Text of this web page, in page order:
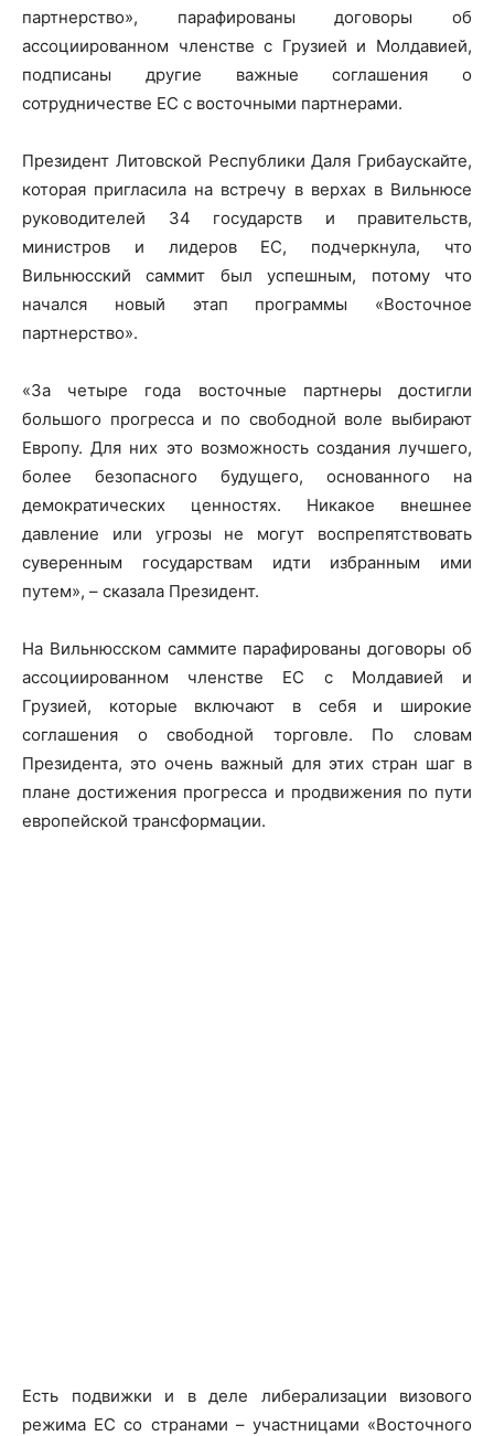
партнерство», парафированы договоры об
ассоциированном членстве с Грузией и Молдавией,
подписаны другие важные соглашения о
сотрудничестве ЕС с восточными партнерами.
Президент Литовской Республики Даля Грибаускайте,
которая пригласила на встречу в верхах в Вильнюсе
руководителей 34 государств и правительств,
министров и лидеров ЕС, подчеркнула, что
Вильнюсский саммит был успешным, потому что
начался новый этап программы «Восточное
партнерство».
«За четыре года восточные партнеры достигли
большого прогресса и по свободной воле выбирают
Европу. Для них это возможность создания лучшего,
более безопасного будущего, основанного на
демократических ценностях. Никакое внешнее
давление или угрозы не могут воспрепятствовать
суверенным государствам идти избранным ими
путем», – сказала Президент.
На Вильнюсском саммите парафированы договоры об
ассоциированном членстве ЕС с Молдавией и
Грузией, которые включают в себя и широкие
соглашения о свободной торговле. По словам
Президента, это очень важный для этих стран шаг в
плане достижения прогресса и продвижения по пути
европейской трансформации.
Есть подвижки и в деле либерализации визового
режима ЕС со странами – участницами «Восточного